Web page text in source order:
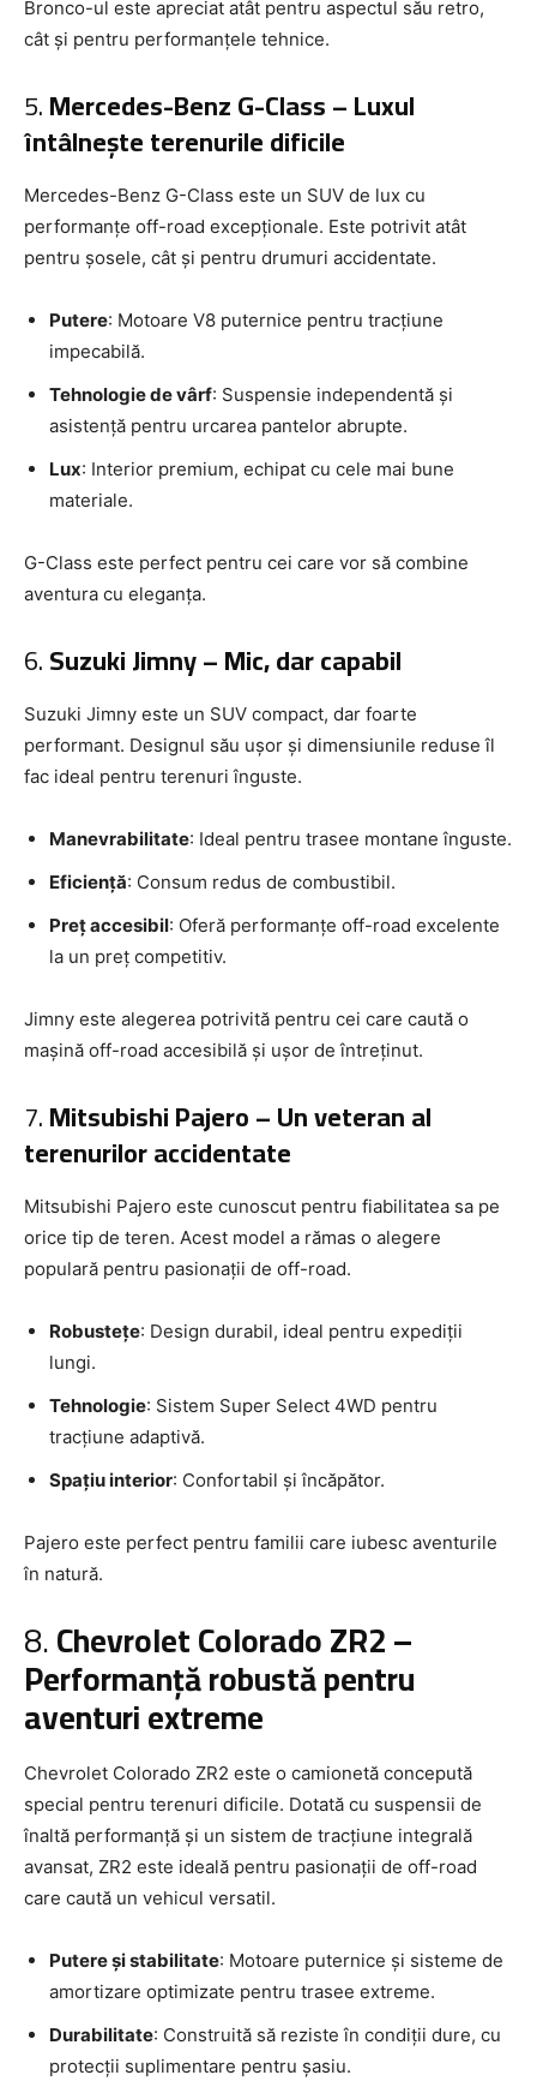
Bronco-ul este apreciat atât pentru aspectul său retro,
cât și pentru performanțele tehnice.
5.Mercedes-Benz G-Class – Luxul
întâlnește terenurile dificile
Mercedes-Benz G-Class este un SUV de lux cu
performanțe off-road excepționale. Este potrivit atât
pentru șosele, cât și pentru drumuri accidentate.
Putere: Motoare V8 puternice pentru tracțiune
impecabilă.
Tehnologie de vârf: Suspensie independentă și
asistență pentru urcarea pantelor abrupte.
Lux: Interior premium, echipat cu cele mai bune
materiale.
G-Class este perfect pentru cei care vor să combine
aventura cu eleganța.
6.Suzuki Jimny – Mic, dar capabil
Suzuki Jimny este un SUV compact, dar foarte
performant. Designul său ușor și dimensiunile reduse îl
fac ideal pentru terenuri înguste.
Manevrabilitate: Ideal pentru trasee montane înguste.
Eficiență: Consum redus de combustibil.
Preț accesibil: Oferă performanțe off-road excelente
la un preț competitiv.
Jimny este alegerea potrivită pentru cei care caută o
mașină off-road accesibilă și ușor de întreținut.
7.Mitsubishi Pajero – Un veteran al
terenurilor accidentate
Mitsubishi Pajero este cunoscut pentru fiabilitatea sa pe
orice tip de teren. Acest model a rămas o alegere
populară pentru pasionații de off-road.
Robustețe: Design durabil, ideal pentru expediții
lungi.
Tehnologie: Sistem Super Select 4WD pentru
tracțiune adaptivă.
Spațiu interior: Confortabil și încăpător.
Pajero este perfect pentru familii care iubesc aventurile
în natură.
8.Chevrolet Colorado ZR2 –
Performanță robustă pentru
aventuri extreme
Chevrolet Colorado ZR2 este o camionetă concepută
special pentru terenuri dificile. Dotată cu suspensii de
înaltă performanță și un sistem de tracțiune integrală
avansat, ZR2 este ideală pentru pasionații de off-road
care caută un vehicul versatil.
Putere și stabilitate: Motoare puternice și sisteme de
amortizare optimizate pentru trasee extreme.
Durabilitate: Construită să reziste în condiții dure, cu
protecții suplimentare pentru șasiu.